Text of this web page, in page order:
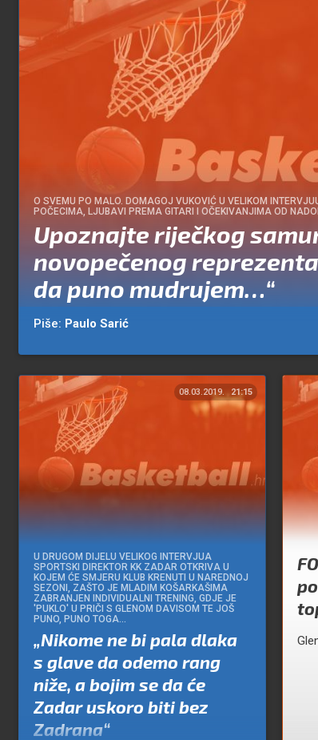
O SVEMU PO MALO. DOMAGOJ VUKOVIĆ U VELIKOM
POČECIMA, LJUBAVI PREMA GITARI I OČEKIVANJIMA OD
Upoznajte riječkog
novopečenog
da puno mudrujem…“
Piše: Paulo Sarić
08.03.2019. 21:15
U DRUGOM DIJELU VELIKOG INTERVJUA
SPORTSKI DIREKTOR KK ZADAR OTKRIVA U
KOJEM ĆE SMJERU KLUB KRENUTI U NAREDNOJ
SEZONI, ZAŠTO JE MLADIM KOŠARKAŠIMA
ZABRANJEN INDIVIDUALNI TRENING, GDJE JE
'PUKLO' U PRIČI S GLENOM DAVISOM TE JOŠ
PUNO, PUNO TOGA…
„Nikome ne bi pala dlaka
s glave da odemo rang
niže, a bojim se da će
Zadar uskoro biti bez
Zadrana“